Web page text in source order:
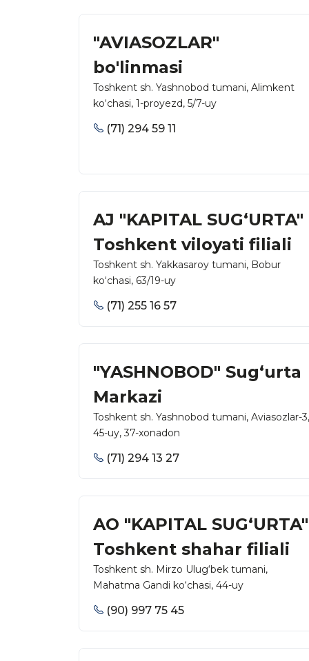
"AVIASOZLAR"
bo'linmasi
Toshkent sh. Yashnobod tumani, Alimkent
ko‘chasi, 1-proyezd, 5/7-uy
(71) 294 59 11
AJ "KAPITAL SUG‘URTA"
Toshkent viloyati filiali
Toshkent sh. Yakkasaroy tumani, Bobur
ko‘chasi, 63/19-uy
(71) 255 16 57
"YASHNOBOD" Sug‘urta
Markazi
Toshkent sh. Yashnobod tumani, Aviasozlar-3,
45-uy, 37-xonadon
(71) 294 13 27
AO "KAPITAL SUG‘URTA"
Toshkent shahar filiali
Toshkent sh. Mirzo Ulug‘bek tumani,
Mahatma Gandi ko‘chasi, 44-uy
(90) 997 75 45